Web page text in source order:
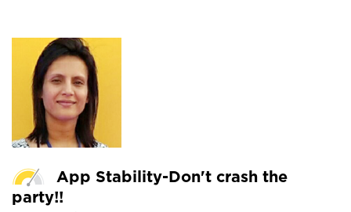
App Stability-Don't crash the
party!!